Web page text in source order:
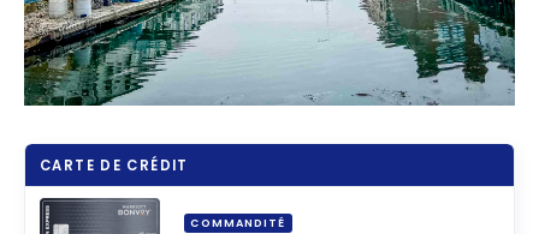
CARTE DE CRÉDIT
COMMANDITÉ